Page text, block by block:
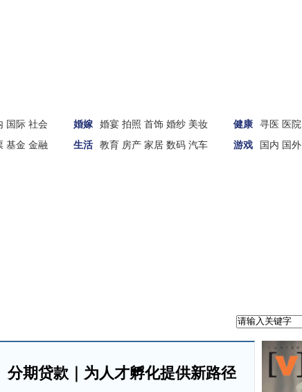
国际 社会
基金 金融
婚嫁 婚宴 拍照 首饰 婚纱 美妆
生活
教育 房产 家居 数码 汽车
健康 寻医 医院
游戏
国内 国外
分期贷款｜为人才孵化提供新路径